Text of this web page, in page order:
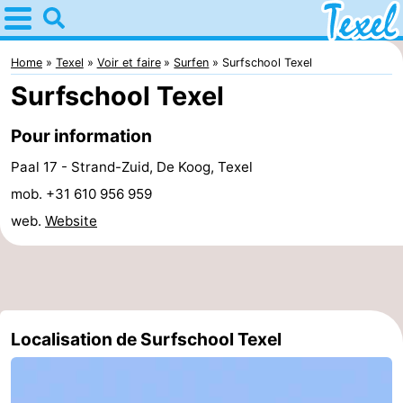
Home
Texel
Astuces
Avec
enfants
-
Hoorn
De
-
Home Texel Voir et faire Surfen Surfschool Texel
Surfschool Texel
Pour information
Paal 17 - Strand-Zuid, De Koog, Texel
mob. +31 610 956 959
web. Website
Localisation de Surfschool Texel